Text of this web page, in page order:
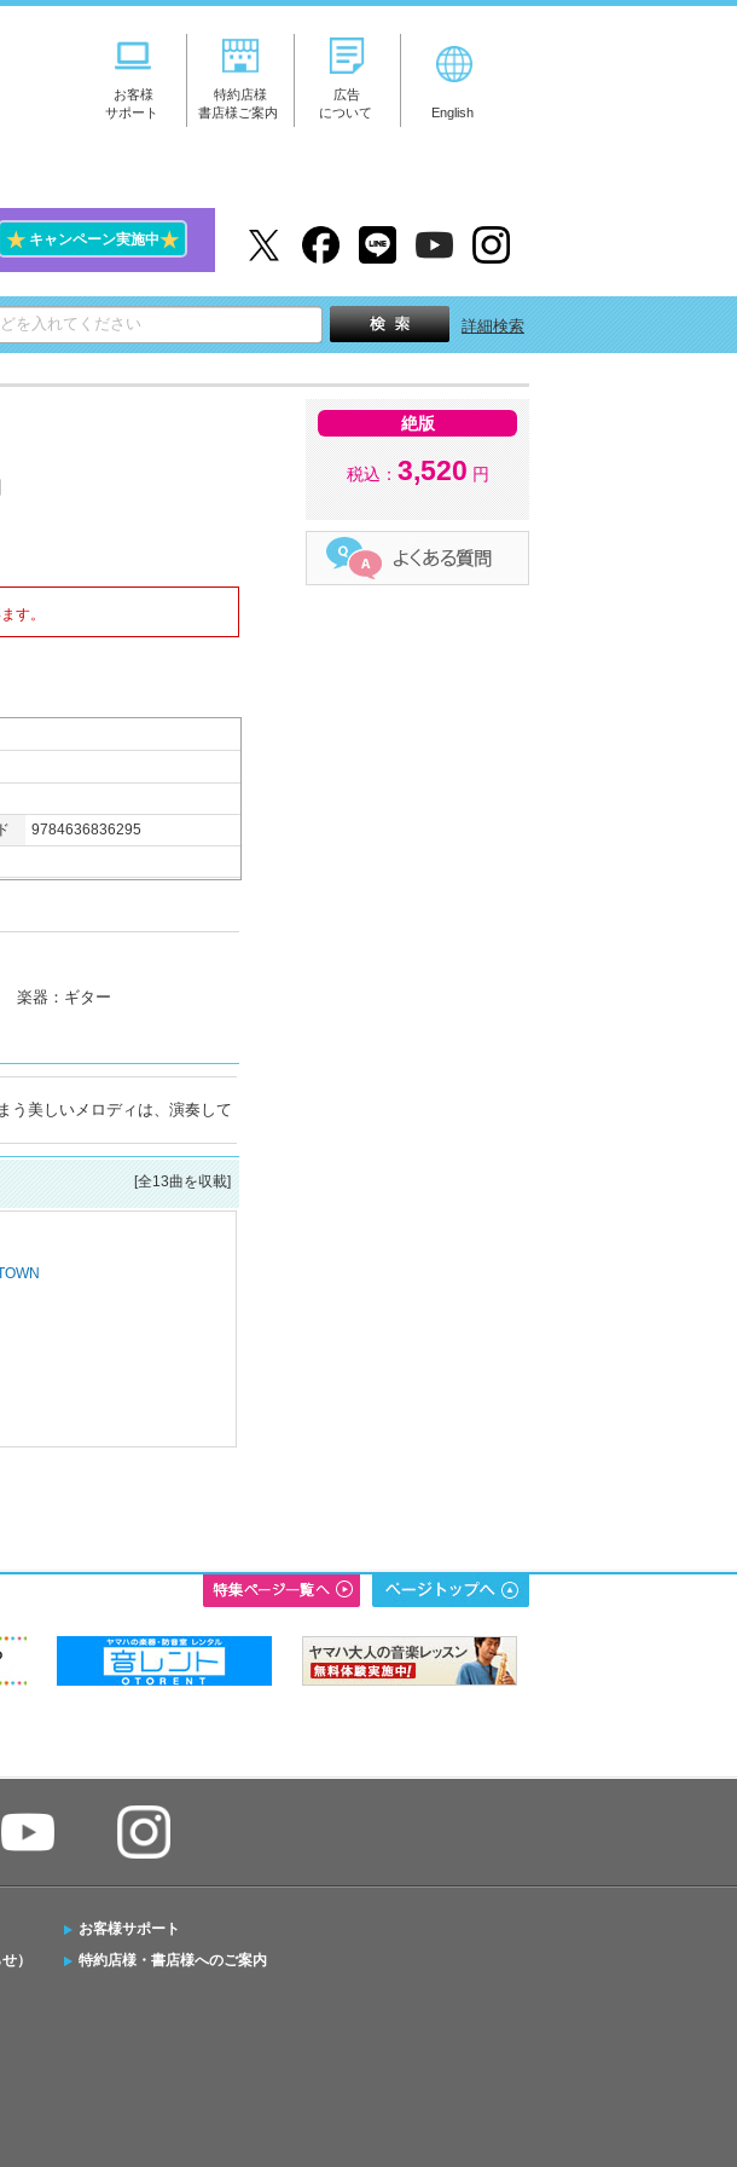
お客様
サポート
特約店様
書店様ご案内
広告
について
English
★キャンペーン実施中★
詳細検索
す。
9784636836295
楽器：ギター
う美しいメロディは、演奏して
[全13曲を収載]
絶版
税込： 3,520 円
）
お客様サポート
特約店様・書店様へのご案内